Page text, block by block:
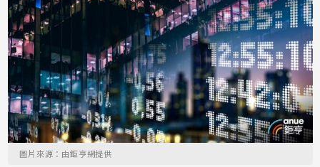
圖片來源：由鉅亨網提供